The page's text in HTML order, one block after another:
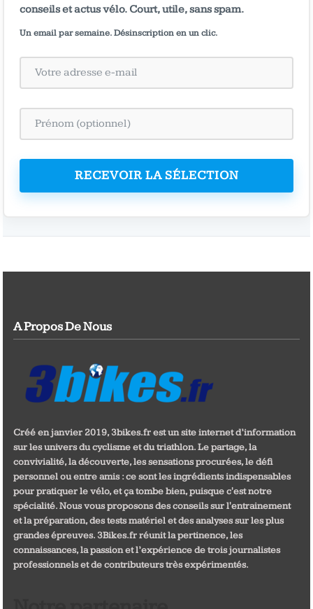
conseils et actus vélo. Court, utile, sans spam.
Un email par semaine. Désinscription en un clic.
RECEVOIR LA SÉLECTION
A Propos De Nous
Créé en janvier 2019, 3bikes.fr est un site internet d’information
sur les univers du cyclisme et du triathlon. Le partage, la
convivialité, la découverte, les sensations procurées, le défi
personnel ou entre amis : ce sont les ingrédients indispensables
pour pratiquer le vélo, et ça tombe bien, puisque c'est notre
spécialité. Nous vous proposons des conseils sur l'entrainement
et la préparation, des tests matériel et des analyses sur les plus
grandes épreuves. 3Bikes.fr réunit la pertinence, les
connaissances, la passion et l’expérience de trois journalistes
professionnels et de contributeurs très expérimentés.